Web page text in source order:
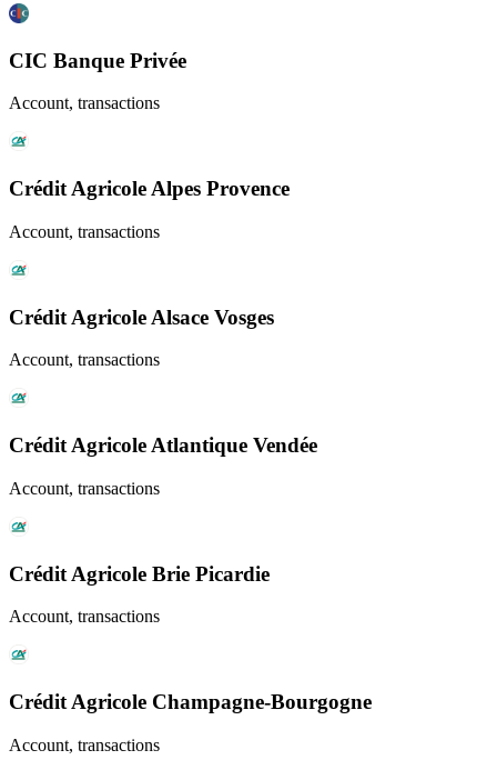
CIC Banque Privée
Account, transactions
Crédit Agricole Alpes Provence
Account, transactions
Crédit Agricole Alsace Vosges
Account, transactions
Crédit Agricole Atlantique Vendée
Account, transactions
Crédit Agricole Brie Picardie
Account, transactions
Crédit Agricole Champagne-Bourgogne
Account, transactions